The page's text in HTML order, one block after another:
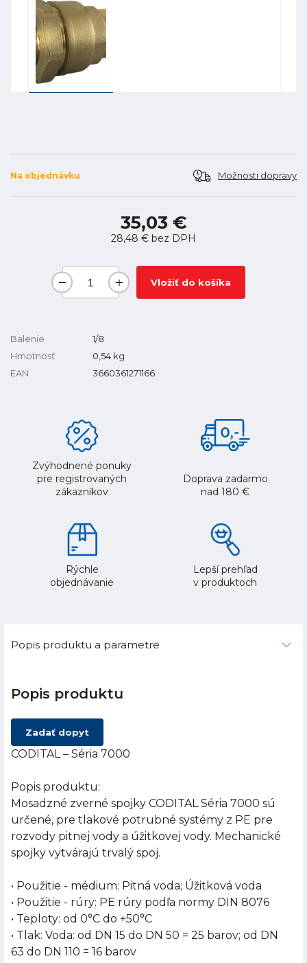
Na objednávku Možnosti dopravy
35,03 €
28,48 € bez DPH
Vložiť do košíka
Balenie
1/8
Hmotnosť
0,54 kg
EAN
3660361271166
Zvýhodnené ponuky
pre registrovaných
zákazníkov
Doprava zadarmo
nad 180 €
Rýchle
objednávanie
Lepší prehľad
v produktoch
Popis produktu a parametre
Popis produktu
Zadať dopyt
CODITAL – Séria 7000
Popis produktu:
Mosadzné zverné spojky CODITAL Séria 7000 sú
určené, pre tlakové potrubné systémy z PE pre
rozvody pitnej vody a úžitkovej vody. Mechanické
spojky vytvárajú trvalý spoj.
• Použitie - médium: Pitná voda; Úžitková voda
• Použitie - rúry: PE rúry podľa normy DIN 8076
• Teploty: od 0°C do +50°C
• Tlak: Voda: od DN 15 do DN 50 = 25 barov; od DN
63 do DN 110 = 16 barov